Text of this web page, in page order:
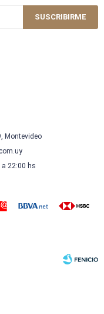
Montevideo
22:00 hs
SUSCRIBIRME